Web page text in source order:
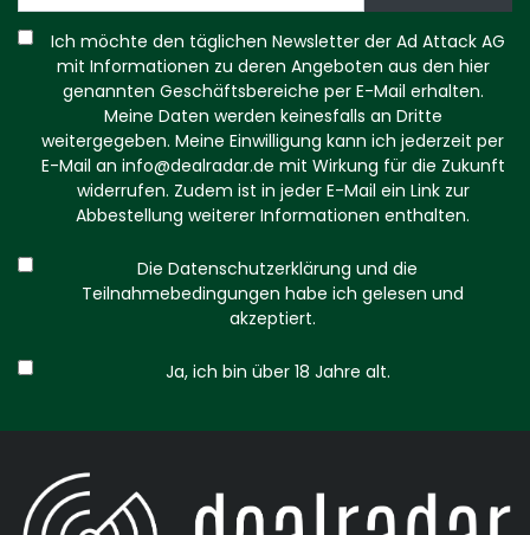
Ich möchte den täglichen Newsletter der Ad Attack AG
mit Informationen zu deren Angeboten aus den hier
genannten Geschäftsbereiche per E-Mail erhalten.
Meine Daten werden keinesfalls an Dritte
weitergegeben. Meine Einwilligung kann ich jederzeit per
E-Mail an info@dealradar.de mit Wirkung für die Zukunft
widerrufen. Zudem ist in jeder E-Mail ein Link zur
Abbestellung weiterer Informationen enthalten.
Die Datenschutzerklärung und die
Teilnahmebedingungen habe ich gelesen und
akzeptiert.
Ja, ich bin über 18 Jahre alt.